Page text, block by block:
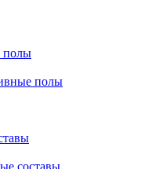
полы
полы
составы